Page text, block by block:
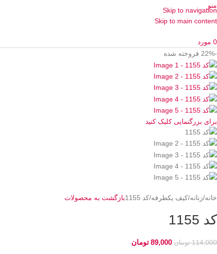
Skip to navigation
Skip to main content
منو
0 مورد
-22%
فروخته شده
برای بزرگنمایی کلیک کنید
خانه زنانه کیف یکطرفه کد 1155 بازگشت به محصولات
کد 1155
114,000 تومان 89,000 تومان